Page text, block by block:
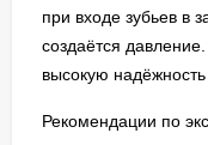
при входе зубьев в
создаётся
высокую надёжность
Рекомендации по